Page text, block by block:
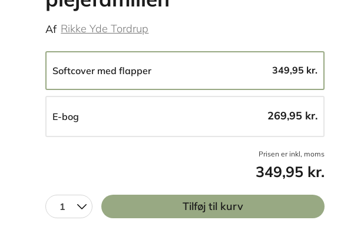
Af Rikke Yde Tordrup
Softcover med flapper 349,95 kr.
E-bog 269,95 kr.
Prisen er inkl, moms
349,95 kr.
1 Tilføj til kurv